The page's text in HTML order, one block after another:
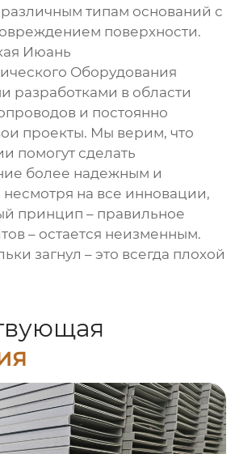
типам оснований с
поверхности.
Июань
Оборудования
разработками в области
и постоянно
проекты. Мы верим, что
помогут сделать
более надежным и
на все инновации,
принцип – правильное
– остается неизменным.
загнул – это всегда плохой